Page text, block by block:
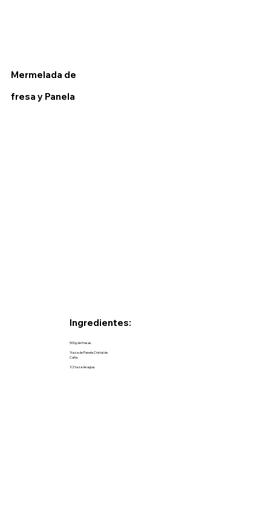
Mermelada de
fresa y Panela
Ingredientes:
500g de fresas.
1 taza de Panela Cristal de
Caña.
1/2 taza de agua.